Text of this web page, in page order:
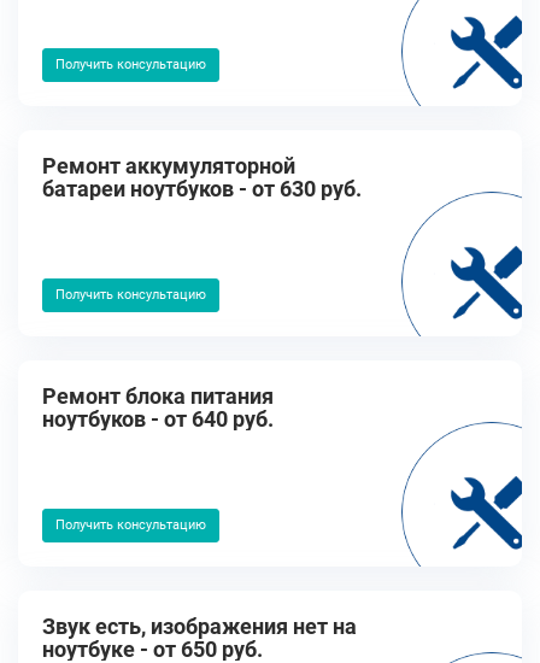
Получить консультацию
Ремонт аккумуляторной
батареи ноутбуков - от 630 руб.
Получить консультацию
Ремонт блока питания
ноутбуков - от 640 руб.
Получить консультацию
Звук есть, изображения нет на
ноутбуке - от 650 руб.